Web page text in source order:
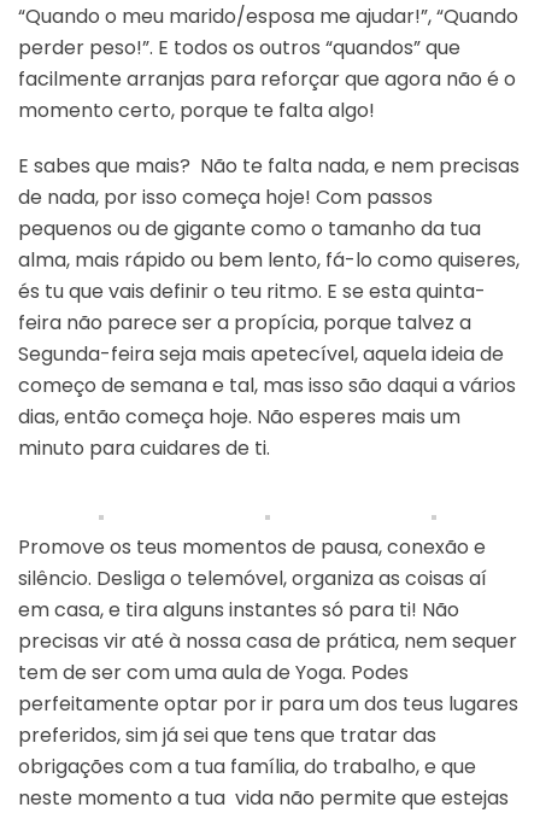
“Quando o meu marido/esposa me ajudar!”, “Quando
perder peso!”. E todos os outros “quandos” que
facilmente arranjas para reforçar que agora não é o
momento certo, porque te falta algo!
E sabes que mais? Não te falta nada, e nem precisas
de nada, por isso começa hoje! Com passos
pequenos ou de gigante como o tamanho da tua
alma, mais rápido ou bem lento, fá-lo como quiseres,
és tu que vais definir o teu ritmo. E se esta quinta-
feira não parece ser a propícia, porque talvez a
Segunda-feira seja mais apetecível, aquela ideia de
começo de semana e tal, mas isso são daqui a vários
dias, então começa hoje. Não esperes mais um
minuto para cuidares de ti.
Promove os teus momentos de pausa, conexão e
silêncio. Desliga o telemóvel, organiza as coisas aí
em casa, e tira alguns instantes só para ti! Não
precisas vir até à nossa casa de prática, nem sequer
tem de ser com uma aula de Yoga. Podes
perfeitamente optar por ir para um dos teus lugares
preferidos, sim já sei que tens que tratar das
obrigações com a tua família, do trabalho, e que
neste momento a tua vida não permite que estejas